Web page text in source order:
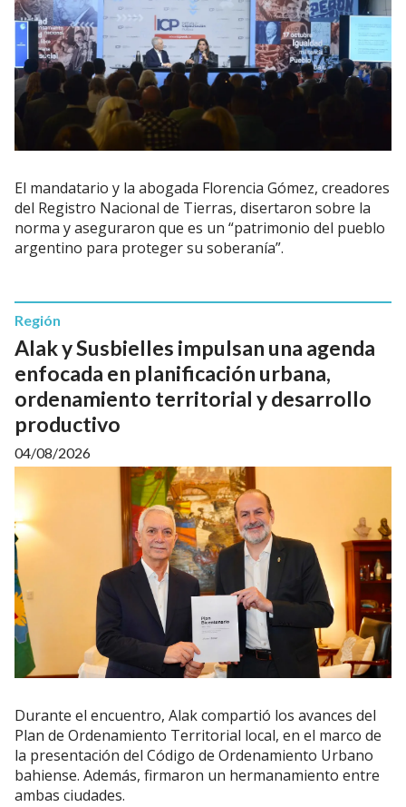
El mandatario y la abogada Florencia Gómez, creadores
del Registro Nacional de Tierras, disertaron sobre la
norma y aseguraron que es un “patrimonio del pueblo
argentino para proteger su soberanía”.
Alak y Susbielles impulsan una agenda
enfocada en planificación urbana,
ordenamiento territorial y desarrollo
productivo
Región
04/08/2026
Durante el encuentro, Alak compartió los avances del
Plan de Ordenamiento Territorial local, en el marco de
la presentación del Código de Ordenamiento Urbano
bahiense. Además, firmaron un hermanamiento entre
ambas ciudades.